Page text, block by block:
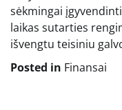
sėkmingai
laikas sutarties
išvengtu teisiniu
Posted in Finansai